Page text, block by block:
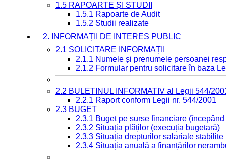
1.5 RAPOARTE ȘI STUDII
1.5.1 Rapoarte de Audit
1.5.2 Studii realizate
2. INFORMAȚII DE INTERES PUBLIC
2.1 SOLICITARE INFORMAȚII
2.1.1 Numele și prenumele persoanei
2.1.2 Formular pentru solicitare în baza
2.2 BULETINUL INFORMATIV al Legii 544/
2.2.1 Raport conform Legii nr. 544/2001
2.3 BUGET
2.3.1 Buget pe surse financiare
2.3.2 Situația plăților (execuția bugetară)
2.3.3 Situația drepturilor salariale
2.3.4 Situația anuală a finanțărilor